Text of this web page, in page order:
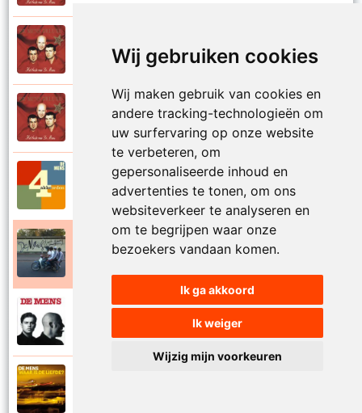
Wij gebruiken cookies
Wij maken gebruik van cookies en
andere tracking-technologieën om
uw surfervaring op onze website
te verbeteren, om
gepersonaliseerde inhoud en
advertenties te tonen, om ons
websiteverkeer te analyseren en
om te begrijpen waar onze
bezoekers vandaan komen.
Ik ga akkoord
Ik weiger
Wijzig mijn voorkeuren
Val niet in liefde I
De Mens
Val niet in liefde II
De Mens
Vier akkoorden
De Mens
De Mens
Vrijheid die niet eenzaam is